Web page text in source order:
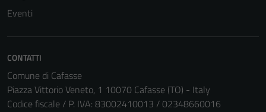
Eventi
CONTATTI
Comune di Cafasse
Piazza Vittorio Veneto, 1 10070 Cafasse (TO) - Italy
Codice fiscale / P. IVA: 83002410013 / 02348660016